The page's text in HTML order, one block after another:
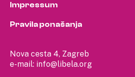
Nova cesta 4, Zagreb
e-mail: info@libela.org
Impressum
Pravila ponašanja